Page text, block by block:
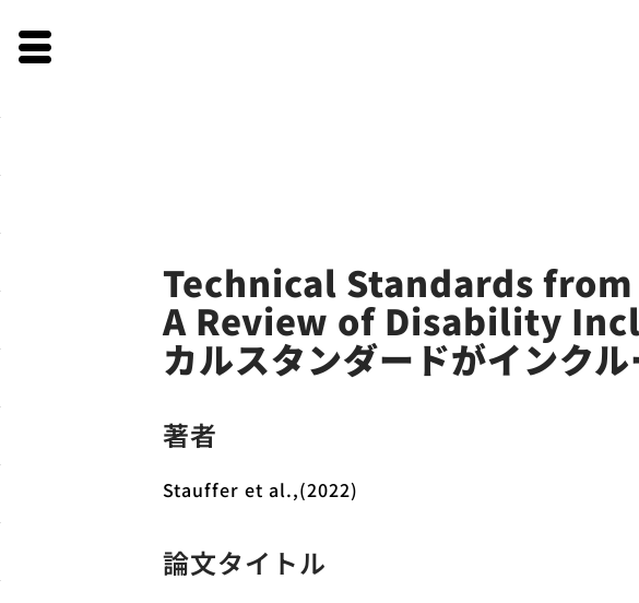
Technical Standards
A Review of Disability
カルスタンダードがインク
著者
Stauffer et al.,(2022)
論文タイトル